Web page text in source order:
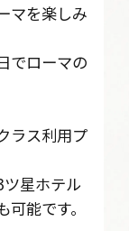
マを楽しみ
でローマの
ラス利用プ
星ホテル
能です。